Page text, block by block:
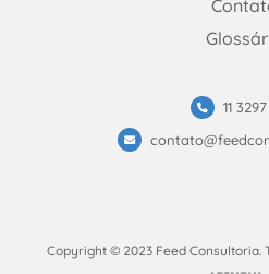
11
Copyright © 2023 Feed Consultoria.